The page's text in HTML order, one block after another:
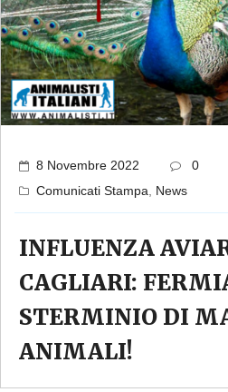
8 Novembre 2022
0
Comunicati Stampa
News
INFLUENZA
CAGLIARI:
STERMINIO DI
ANIMALI!